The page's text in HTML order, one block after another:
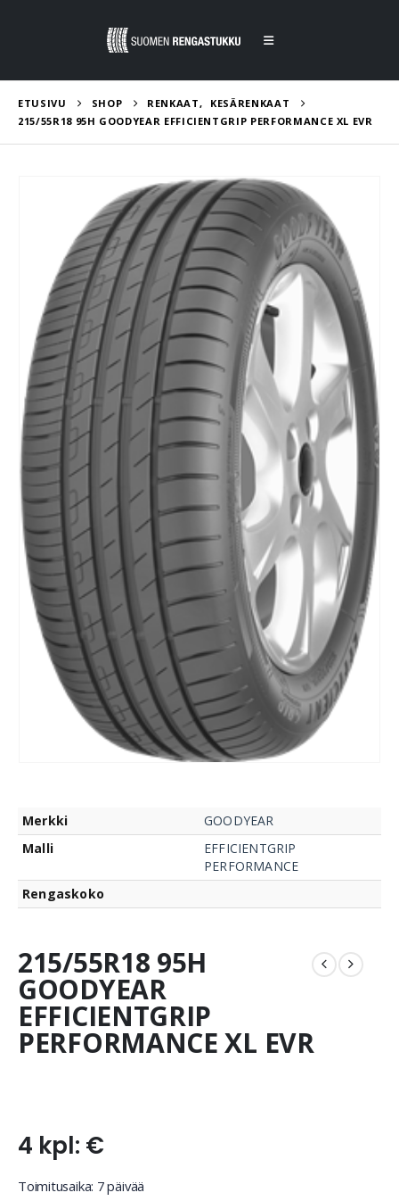
ETUSIVU SHOP RENKAAT,
KESÄRENKAAT
215/55R18 95H GOODYEAR EFFICIENTGRIP PERFORMANCE XL EVR
Merkki
GOODYEAR
Malli
EFFICIENTGRIP
PERFORMANCE
Rengaskoko
215/55R18 95H
GOODYEAR
EFFICIENTGRIP
PERFORMANCE XL EVR
4 kpl: €
Toimitusaika: 7 päivää